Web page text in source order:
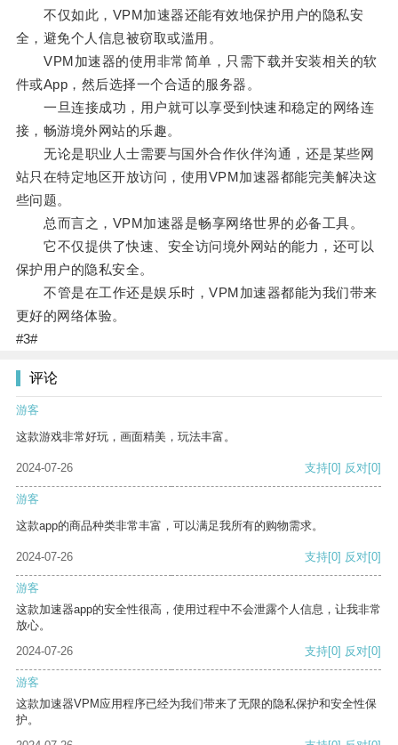
不仅如此，VPM加速器还能有效地保护用户的隐私安
全，避免个人信息被窃取或滥用。
VPM加速器的使用非常简单，只需下载并安装相关的软
件或App，然后选择一个合适的服务器。
一旦连接成功，用户就可以享受到快速和稳定的网络连
接，畅游境外网站的乐趣。
无论是职业人士需要与国外合作伙伴沟通，还是某些网
站只在特定地区开放访问，使用VPM加速器都能完美解决这
些问题。
总而言之，VPM加速器是畅享网络世界的必备工具。
它不仅提供了快速、安全访问境外网站的能力，还可以
保护用户的隐私安全。
不管是在工作还是娱乐时，VPM加速器都能为我们带来
更好的网络体验。
#3#
评论
游客
这款游戏非常好玩，画面精美，玩法丰富。
2024-07-26 支持[0] 反对[0]
游客
这款app的商品种类非常丰富，可以满足我所有的购物需求。
2024-07-26 支持[0] 反对[0]
游客
这款加速器app的安全性很高，使用过程中不会泄露个人信息，让我非常
放心。
2024-07-26
支持[0] 反对[0]
游客
这款加速器VPM应用程序已经为我们带来了无限的隐私保护和安全性保
护。